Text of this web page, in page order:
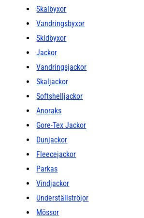
Skalbyxor
Vandringsbyxor
Skidbyxor
Jackor
Vandringsjackor
Skaljackor
Softshelljackor
Anoraks
Gore-Tex Jackor
Dunjackor
Fleecejackor
Parkas
Vindjackor
Underställströjor
Mössor